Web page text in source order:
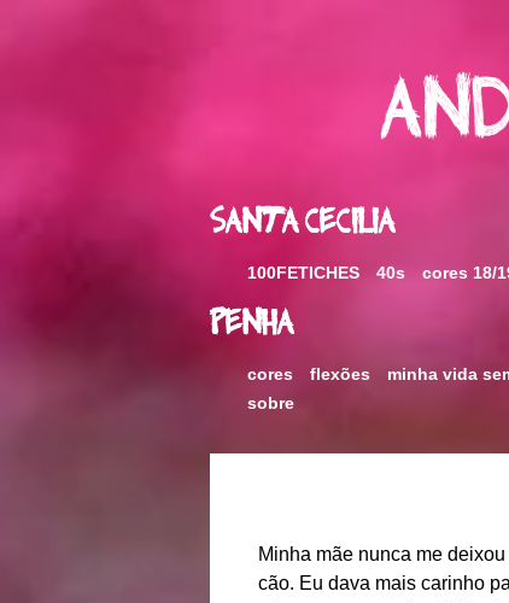
Santa Cecilia
100FETICHES 40s cores 18/
Penha
cores flexões minha vida
sobre
Minha mãe nunca me
cão. Eu dava mais carinho